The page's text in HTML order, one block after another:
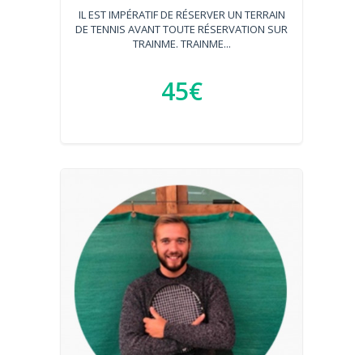
IL EST IMPÉRATIF DE RÉSERVER UN TERRAIN
DE TENNIS AVANT TOUTE RÉSERVATION SUR
TRAINME. TRAINME...
45€